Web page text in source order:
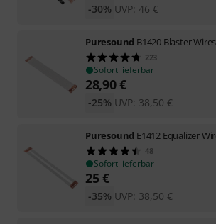
UVP: 46 €
-30%
Puresound B1420 Blaster
223
Sofort lieferbar
28,90€
UVP: 38,50 €
-25%
Puresound E1412 Equalizer
48
Sofort lieferbar
25€
UVP: 38,50 €
-35%